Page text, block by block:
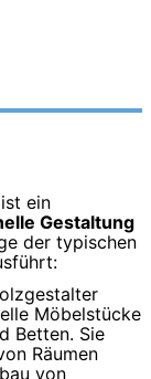
ist ein
Gestaltung
der typischen
Möbelstücke
Betten. Sie
Räumen
von